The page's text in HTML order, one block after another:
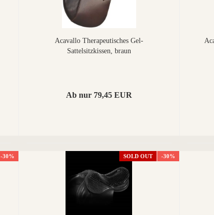
Acavallo Therapeutisches Gel-
Sattelsitzkissen, braun
Ab nur 79,45 EUR
-30% SOLD OUT -30%